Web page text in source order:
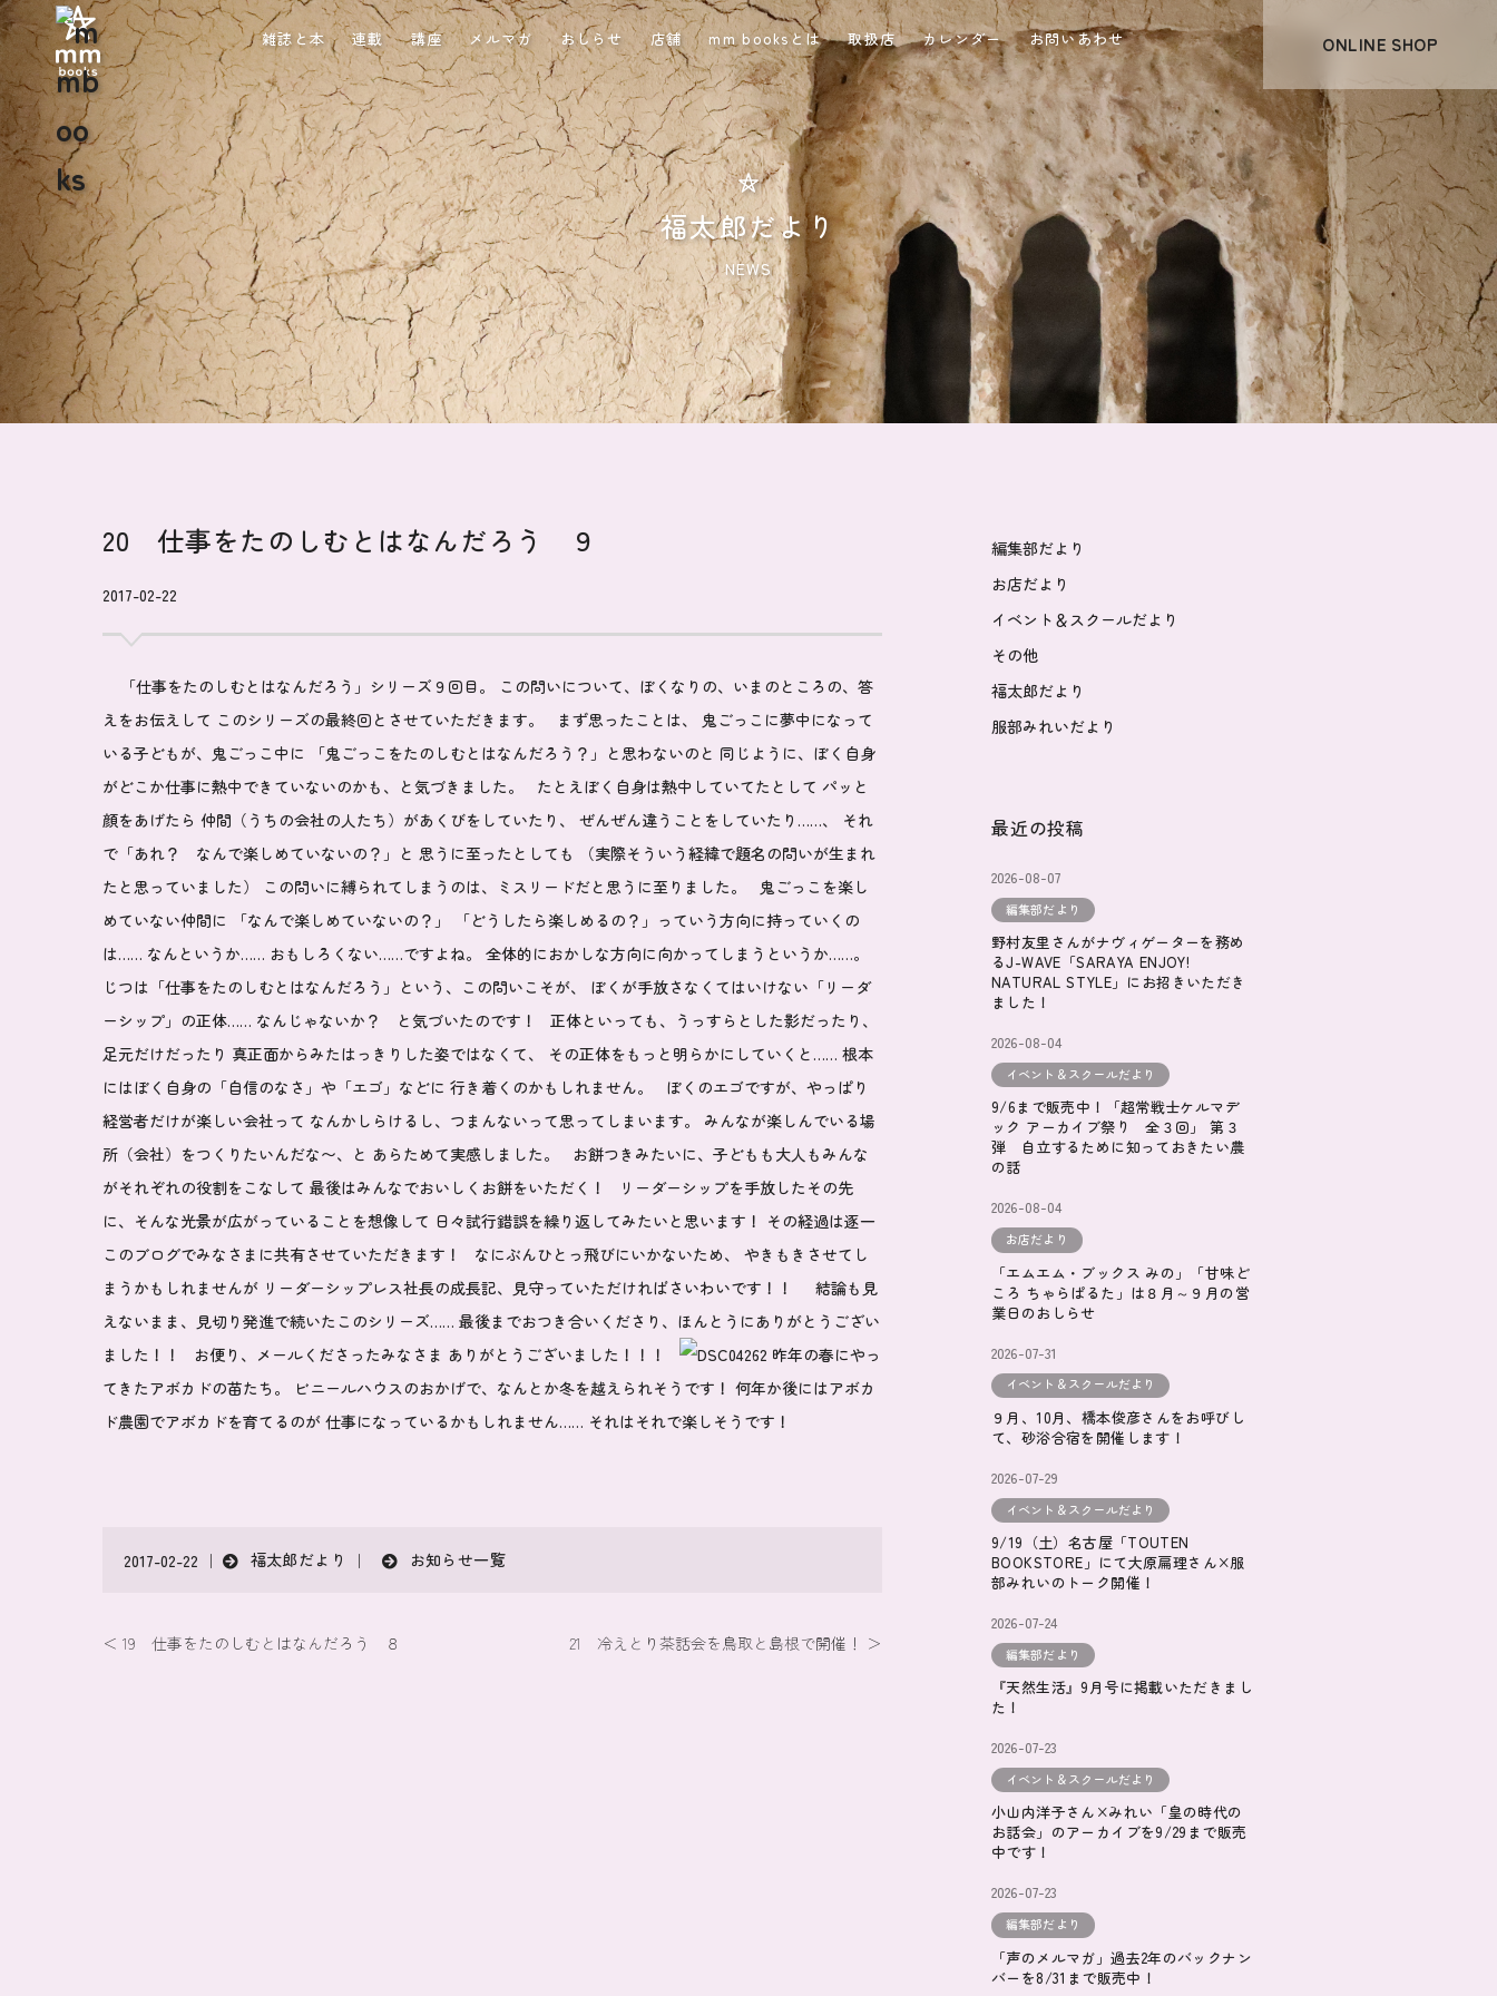
雑誌と本 連載 講座 メルマガ おしらせ 店舗 mm booksとは 取扱店 カレンダー お問いあわせ ONLINE SHOP
福太郎だより
NEWS
20 仕事をたのしむとはなんだろう ９
2017-02-22
「仕事をたのしむとはなんだろう」シリーズ９回目。 この問いについて、ぼくなりの、いまのところの、答
えをお伝えして このシリーズの最終回とさせていただきます。 まず思ったことは、 鬼ごっこに夢中になって
いる子どもが、鬼ごっこ中に 「鬼ごっこをたのしむとはなんだろう？」と思わないのと 同じように、ぼく自身
がどこか仕事に熱中できていないのかも、と気づきました。 たとえぼく自身は熱中していてたとして パッと
顔をあげたら 仲間（うちの会社の人たち）があくびをしていたり、 ぜんぜん違うことをしていたり……、 それ
で「あれ？ なんで楽しめていないの？」と 思うに至ったとしても （実際そういう経緯で題名の問いが生まれ
たと思っていました） この問いに縛られてしまうのは、ミスリードだと思うに至りました。 鬼ごっこを楽し
めていない仲間に 「なんで楽しめていないの？」 「どうしたら楽しめるの？」っていう方向に持っていくの
は…… なんというか…… おもしろくない……ですよね。 全体的におかしな方向に向かってしまうというか……。
じつは「仕事をたのしむとはなんだろう」という、この問いこそが、 ぼくが手放さなくてはいけない「リーダ
ーシップ」の正体…… なんじゃないか？ と気づいたのです！ 正体といっても、うっすらとした影だったり、
足元だけだったり 真正面からみたはっきりした姿ではなくて、 その正体をもっと明らかにしていくと…… 根本
にはぼく自身の「自信のなさ」や「エゴ」などに 行き着くのかもしれません。 ぼくのエゴですが、やっぱり
経営者だけが楽しい会社って なんかしらけるし、つまんないって思ってしまいます。 みんなが楽しんでいる場
所（会社）をつくりたいんだな〜、と あらためて実感しました。 お餅つきみたいに、子どもも大人もみんな
がそれぞれの役割をこなして 最後はみんなでおいしくお餅をいただく！ リーダーシップを手放したその先
に、そんな光景が広がっていることを想像して 日々試行錯誤を繰り返してみたいと思います！ その経過は逐一
このブログでみなさまに共有させていただきます！ なにぶんひとっ飛びにいかないため、 やきもきさせてし
まうかもしれませんが リーダーシップレス社長の成長記、見守っていただければさいわいです！！ 結論も見
えないまま、見切り発進で続いたこのシリーズ…… 最後までおつき合いくださり、ほんとうにありがとうござい
ました！！ お便り、メールくださったみなさま ありがとうございました！！！
昨年の春にやっ
てきたアボカドの苗たち。 ビニールハウスのおかげで、なんとか冬を越えられそうです！ 何年か後にはアボカ
ド農園でアボカドを育てるのが 仕事になっているかもしれません…… それはそれで楽しそうです！
2017-02-22 ｜ 福太郎だより ｜ お知らせ一覧
＜ 19 仕事をたのしむとはなんだろう ８ 21 冷えとり茶話会を鳥取と島根で開催！ ＞
編集部だより
お店だより
イベント＆スクールだより
その他
福太郎だより
服部みれいだより
最近の投稿
2026-08-07
編集部だより
野村友里さんがナヴィゲーターを務め
るJ-WAVE「SARAYA ENJOY!
NATURAL STYLE」にお招きいただき
ました！
2026-08-04
イベント＆スクールだより
9/6まで販売中！「超常戦士ケルマデ
ック アーカイブ祭り 全３回」 第３
弾 自立するために知っておきたい農
の話
2026-08-04
お店だより
「エムエム・ブックス みの」「甘味ど
ころ ちゃらぱるた」は８月～９月の営
業日のおしらせ
2026-07-31
イベント＆スクールだより
９月、10月、橋本俊彦さんをお呼びし
て、砂浴合宿を開催します！
2026-07-29
イベント＆スクールだより
9/19（土）名古屋「TOUTEN
BOOKSTORE」にて大原扁理さん×服
部みれいのトーク開催！
2026-07-24
編集部だより
『天然生活』9月号に掲載いただきまし
た！
2026-07-23
イベント＆スクールだより
小山内洋子さん×みれい「皇の時代の
お話会」のアーカイブを9/29まで販売
中です！
2026-07-23
編集部だより
「声のメルマガ」過去2年のバックナン
バーを8/31まで販売中！